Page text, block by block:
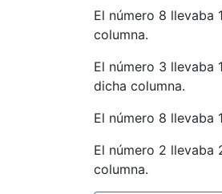
El número 8 llevaba
columna.
El número 3 llevaba
dicha columna.
El número 8 llevaba
El número 2 llevaba
columna.